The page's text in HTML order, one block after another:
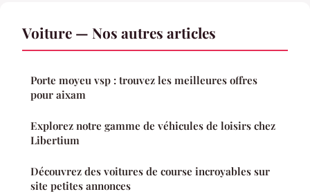
Voiture — Nos autres articles
Porte moyeu vsp : trouvez les meilleures offres
pour aixam
Explorez notre gamme de véhicules de loisirs chez
Libertium
Découvrez des voitures de course incroyables sur
site petites annonces